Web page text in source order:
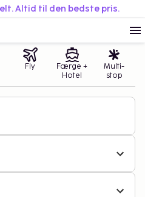
Altid til den bedste pris.
Fly
Færge +
Hotel
Multi-
stop